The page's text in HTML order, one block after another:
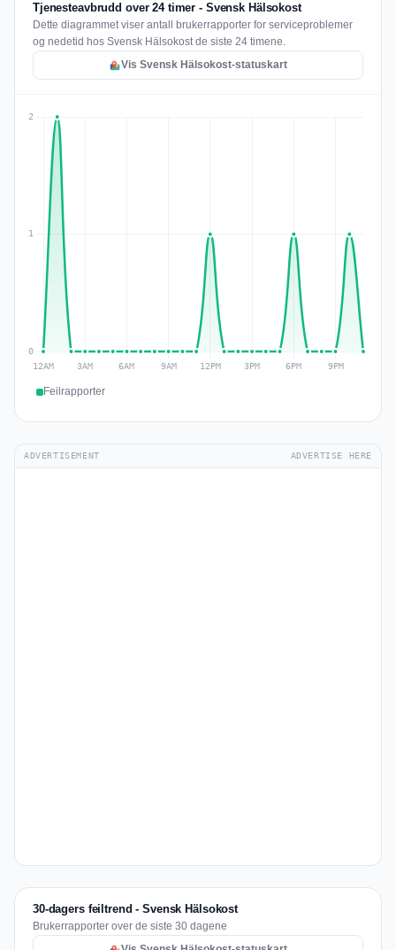
Tjenesteavbrudd over 24 timer - Svensk Hälsokost
Dette diagrammet viser antall brukerrapporter for serviceproblemer
og nedetid hos Svensk Hälsokost de siste 24 timene.
Vis Svensk Hälsokost-statuskart
Feilrapporter
ADVERTISEMENT ADVERTISE HERE
30-dagers feiltrend - Svensk Hälsokost
Brukerrapporter over de siste 30 dagene